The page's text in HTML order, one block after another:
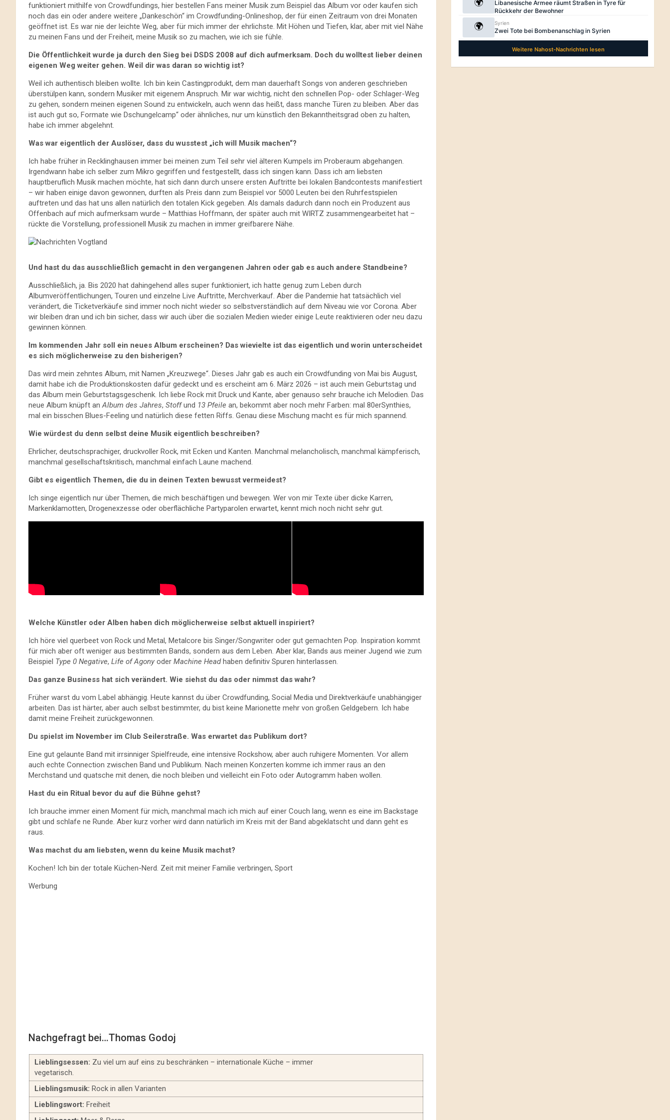
funktioniert mithilfe von Crowdfundings, hier bestellen Fans meiner Musik zum Beispiel das Album vor oder kaufen sich
noch das ein oder andere weitere „Dankeschön“ im Crowdfunding-Onlineshop, der für einen Zeitraum von drei Monaten
geöffnet ist. Es war nie der leichte Weg, aber für mich immer der ehrlichste. Mit Höhen und Tiefen, klar, aber mit viel Nähe
zu meinen Fans und der Freiheit, meine Musik so zu machen, wie ich sie fühle.
Die Öffentlichkeit wurde ja durch den Sieg bei DSDS 2008 auf dich aufmerksam. Doch du wolltest lieber deinen
eigenen Weg weiter gehen. Weil dir was daran so wichtig ist?
Weil ich authentisch bleiben wollte. Ich bin kein Castingprodukt, dem man dauerhaft Songs von anderen geschrieben
überstülpen kann, sondern Musiker mit eigenem Anspruch. Mir war wichtig, nicht den schnellen Pop- oder Schlager-Weg
zu gehen, sondern meinen eigenen Sound zu entwickeln, auch wenn das heißt, dass manche Türen zu bleiben. Aber das
ist auch gut so, Formate wie Dschungelcamp“ oder ähnliches, nur um künstlich den Bekanntheitsgrad oben zu halten,
habe ich immer abgelehnt.
Was war eigentlich der Auslöser, dass du wusstest „ich will Musik machen“?
Ich habe früher in Recklinghausen immer bei meinen zum Teil sehr viel älteren Kumpels im Proberaum abgehangen.
Irgendwann habe ich selber zum Mikro gegriffen und festgestellt, dass ich singen kann. Dass ich am liebsten
hauptberuflich Musik machen möchte, hat sich dann durch unsere ersten Auftritte bei lokalen Bandcontests manifestiert
– wir haben einige davon gewonnen, durften als Preis dann zum Beispiel vor 5000 Leuten bei den Ruhrfestspielen
auftreten und das hat uns allen natürlich den totalen Kick gegeben. Als damals dadurch dann noch ein Produzent aus
Offenbach auf mich aufmerksam wurde – Matthias Hoffmann, der später auch mit WIRTZ zusammengearbeitet hat –
rückte die Vorstellung, professionell Musik zu machen in immer greifbarere Nähe.
Und hast du das ausschließlich gemacht in den vergangenen Jahren oder gab es auch andere Standbeine?
Ausschließlich, ja. Bis 2020 hat dahingehend alles super funktioniert, ich hatte genug zum Leben durch
Albumveröffentlichungen, Touren und einzelne Live Auftritte, Merchverkauf. Aber die Pandemie hat tatsächlich viel
verändert, die Ticketverkäufe sind immer noch nicht wieder so selbstverständlich auf dem Niveau wie vor Corona. Aber
wir bleiben dran und ich bin sicher, dass wir auch über die sozialen Medien wieder einige Leute reaktivieren oder neu dazu
gewinnen können.
Im kommenden Jahr soll ein neues Album erscheinen? Das wievielte ist das eigentlich und worin unterscheidet
es sich möglicherweise zu den bisherigen?
Das wird mein zehntes Album, mit Namen „Kreuzwege“. Dieses Jahr gab es auch ein Crowdfunding von Mai bis August,
damit habe ich die Produktionskosten dafür gedeckt und es erscheint am 6. März 2026 – ist auch mein Geburtstag und
das Album mein Geburtstagsgeschenk. Ich liebe Rock mit Druck und Kante, aber genauso sehr brauche ich Melodien. Das
neue Album knüpft an Album des Jahres, Stoffund 13 Pfeile an, bekommt aber noch mehr Farben: mal 80erSynthies,
mal ein bisschen Blues-Feeling und natürlich diese fetten Riffs. Genau diese Mischung macht es für mich spannend.
Wie würdest du denn selbst deine Musik eigentlich beschreiben?
Ehrlicher, deutschsprachiger, druckvoller Rock, mit Ecken und Kanten. Manchmal melancholisch, manchmal kämpferisch,
manchmal gesellschaftskritisch, manchmal einfach Laune machend.
Gibt es eigentlich Themen, die du in deinen Texten bewusst vermeidest?
Ich singe eigentlich nur über Themen, die mich beschäftigen und bewegen. Wer von mir Texte über dicke Karren,
Markenklamotten, Drogenexzesse oder oberflächliche Partyparolen erwartet, kennt mich noch nicht sehr gut.
Welche Künstler oder Alben haben dich möglicherweise selbst aktuell inspiriert?
Ich höre viel querbeet von Rock und Metal, Metalcore bis Singer/Songwriter oder gut gemachten Pop. Inspiration kommt
für mich aber oft weniger aus bestimmten Bands, sondern aus dem Leben. Aber klar, Bands aus meiner Jugend wie zum
Beispiel Type 0 Negative, Life of Agony oder Machine Headhaben definitiv Spuren hinterlassen.
Das ganze Business hat sich verändert. Wie siehst du das oder nimmst das wahr?
Früher warst du vom Label abhängig. Heute kannst du über Crowdfunding, Social Media und Direktverkäufe unabhängiger
arbeiten. Das ist härter, aber auch selbst bestimmter, du bist keine Marionette mehr von großen Geldgebern. Ich habe
damit meine Freiheit zurückgewonnen.
Du spielst im November im Club Seilerstraße. Was erwartet das Publikum dort?
Eine gut gelaunte Band mit irrsinniger Spielfreude, eine intensive Rockshow, aber auch ruhigere Momenten. Vor allem
auch echte Connection zwischen Band und Publikum. Nach meinen Konzerten komme ich immer raus an den
Merchstand und quatsche mit denen, die noch bleiben und vielleicht ein Foto oder Autogramm haben wollen.
Hast du ein Ritual bevor du auf die Bühne gehst?
Ich brauche immer einen Moment für mich, manchmal mach ich mich auf einer Couch lang, wenn es eine im Backstage
gibt und schlafe ne Runde. Aber kurz vorher wird dann natürlich im Kreis mit der Band abgeklatscht und dann geht es
raus.
Was machst du am liebsten, wenn du keine Musik machst?
Kochen! Ich bin der totale Küchen-Nerd. Zeit mit meiner Familie verbringen, Sport
Werbung
Nachgefragt bei…Thomas Godoj
Lieblingsessen: Zu viel um auf eins zu beschränken – internationale Küche – immer
vegetarisch.
Lieblingsmusik: Rock in allen Varianten
Lieblingswort: Freiheit